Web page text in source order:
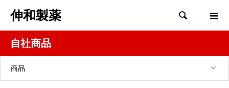
伸和製薬 
自社商品
商品